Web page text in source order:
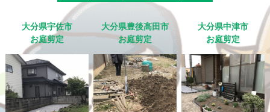
大分県宇佐市
お庭剪定
大分県豊後高田市
お庭剪定
大分県中津市
お庭剪定